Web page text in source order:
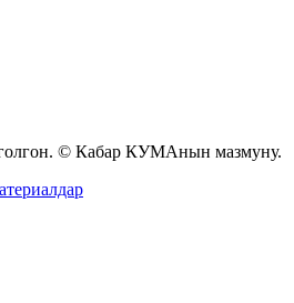
© Кабар КУМАнын мазмуну.